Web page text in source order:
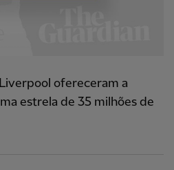
ofereceram a
estrela de 35 milhões de